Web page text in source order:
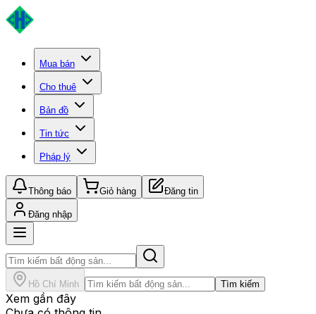
Mua bán
Cho thuê
Bản đồ
Tin tức
Pháp lý
Thông báo Giỏ hàng Đăng tin
Đăng nhập
Hồ Chí Minh Tìm kiếm
Xem gần đây